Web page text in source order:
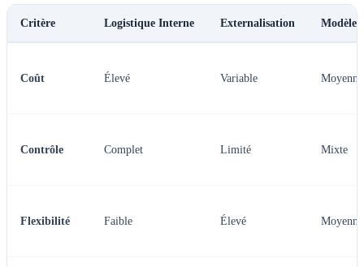
Critère Logistique Interne Externalisation Modèle
Coût Élevé Variable Moyenne
Contrôle Complet Limité Mixte
Flexibilité Faible Élevé Moyenne